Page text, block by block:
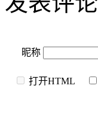
昵称
打开HTML